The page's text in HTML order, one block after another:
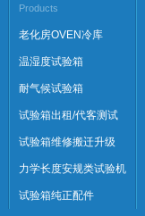
Products
老化房OVEN冷库
温湿度试验箱
耐气候试验箱
试验箱出租/代客测试
试验箱维修搬迁升级
力学长度安规类试验机
试验箱纯正配件